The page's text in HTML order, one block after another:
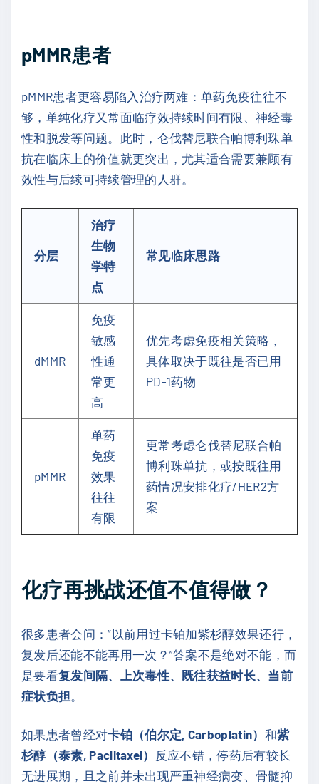
pMMR患者
pMMR患者更容易陷入治疗两难：单药免疫往往不
够，单纯化疗又常面临疗效持续时间有限、神经毒
性和脱发等问题。此时，仑伐替尼联合帕博利珠单
抗在临床上的价值就更突出，尤其适合需要兼顾有
效性与后续可持续管理的人群。
分层
治疗
生物
学特
点
常见临床思路
dMMR
免疫
敏感
性通
常更
高
优先考虑免疫相关策略，
具体取决于既往是否已用
PD-1药物
pMMR
单药
免疫
效果
往往
有限
更常考虑仑伐替尼联合帕
博利珠单抗，或按既往用
药情况安排化疗/HER2方
案
化疗再挑战还值不值得做？
很多患者会问：“以前用过卡铂加紫杉醇效果还行，
复发后还能不能再用一次？”答案不是绝对不能，而
是要看复发间隔、上次毒性、既往获益时长、当前
症状负担
如果患者曾经对卡铂（伯尔定, Carboplatin） 和紫
杉醇（泰素, Paclitaxel）
反应不错，停药后有较长
无进展期，且之前并未出现严重神经病变、骨髓抑